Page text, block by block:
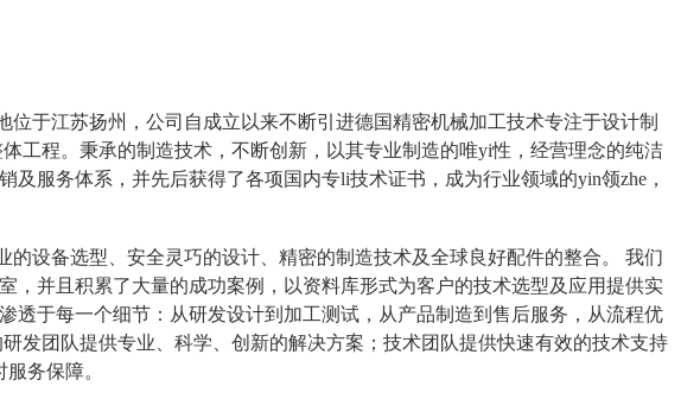
于江苏扬州，公司自成立以来不断引进德国精密机械加工技术专注于设计制
工程。秉承的制造技术，不断创新，以其专业制造的唯yi性，经营理念的纯洁
服务体系，并先后获得了各项国内专li技术证书，成为行业领域的yin领zhe，
设备选型、安全灵巧的设计、精密的制造技术及全球良好配件的整合。
我们
，并且积累了大量的成功案例，以资料库形式为客户的技术选型及应用提供实
透于每一个细节：从研发设计到加工测试，从产品制造到售后服务，从流程优
发团队提供专业、科学、创新的解决方案；技术团队提供快速有效的技术支持
服务保障。